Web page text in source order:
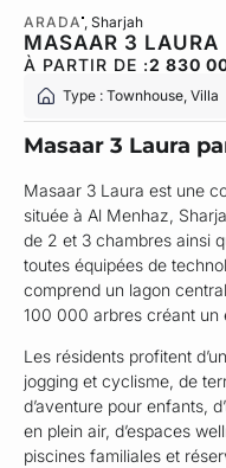
ARADA , Sharjah
MASAAR 3 LAURA
À PARTIR DE :2 830
Type : Townhouse, Villa
Masaar 3 Laura
Masaar 3 Laura est une
située à Al Menhaz,
de 2 et 3 chambres ainsi
toutes équipées de
comprend un lagon
100 000 arbres créant un
Les résidents profitent
jogging et cyclisme, de
d’aventure pour enfants,
en plein air, d’espaces
piscines familiales et